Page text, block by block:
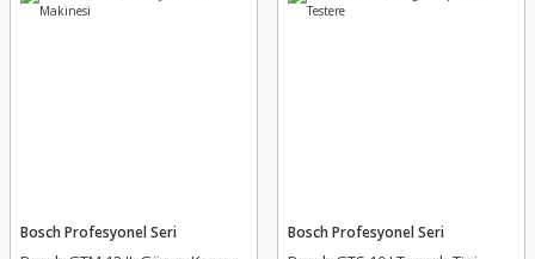
Bosch Profesyonel Seri Bosch Profesyonel Seri